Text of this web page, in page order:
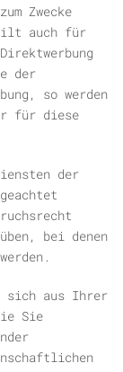
Zwecke
auch für
der
so werden
für diese
der
bei denen
sich aus Ihrer
Sie